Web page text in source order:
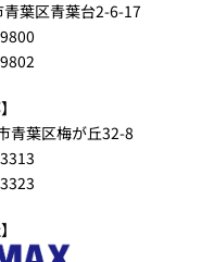
葉区青葉台2-6-17
青葉区梅が丘32-8